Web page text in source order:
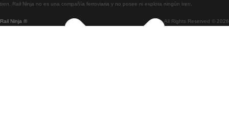
Tren De Lisboa A Braga
Tren De Braga A Lisboa
Rail Ninja ® All Rights Reserved © 2026
tren. Rail Ninja no es una compañía ferroviaria y no posee ni explota ningún tren.